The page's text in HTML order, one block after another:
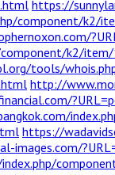
https://
component/k2/
k2/
tools/
http://
https://